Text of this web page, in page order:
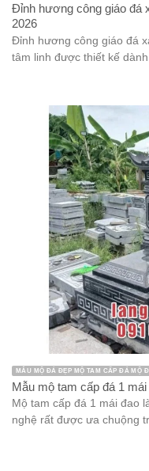
Đỉnh hương công giáo đá
2026
Đỉnh hương công giáo đá
tâm linh được thiết kế
MẪU MỘ ĐÁ ĐẸP MỘ TAM CẤP ĐÁ MỘ
Mẫu mộ tam cấp đá 1
Mộ tam cấp đá 1 mái đao
nghệ rất được ưa chuộng